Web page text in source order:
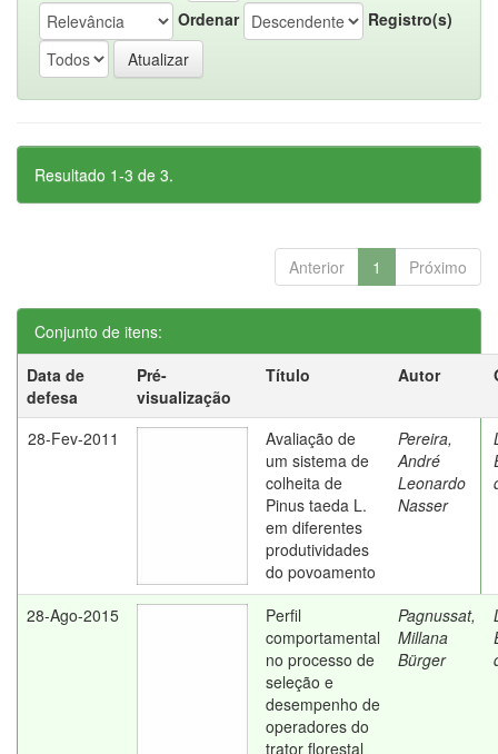
Ordenar
Registro(s)
Resultado 1-3 de 3.
Anterior 1 Próximo
Conjunto de itens:
Data de
defesa
Pré-
visualização
Título Autor
28-Fev-2011
Avaliação de
um sistema de
colheita de
Pinus taeda L.
em diferentes
produtividades
do povoamento
Pereira,
André
Leonardo
Nasser
28-Ago-2015
Perfil
comportamental
no processo de
seleção e
desempenho de
operadores do
trator florestal
Pagnussat,
Millana
Bürger